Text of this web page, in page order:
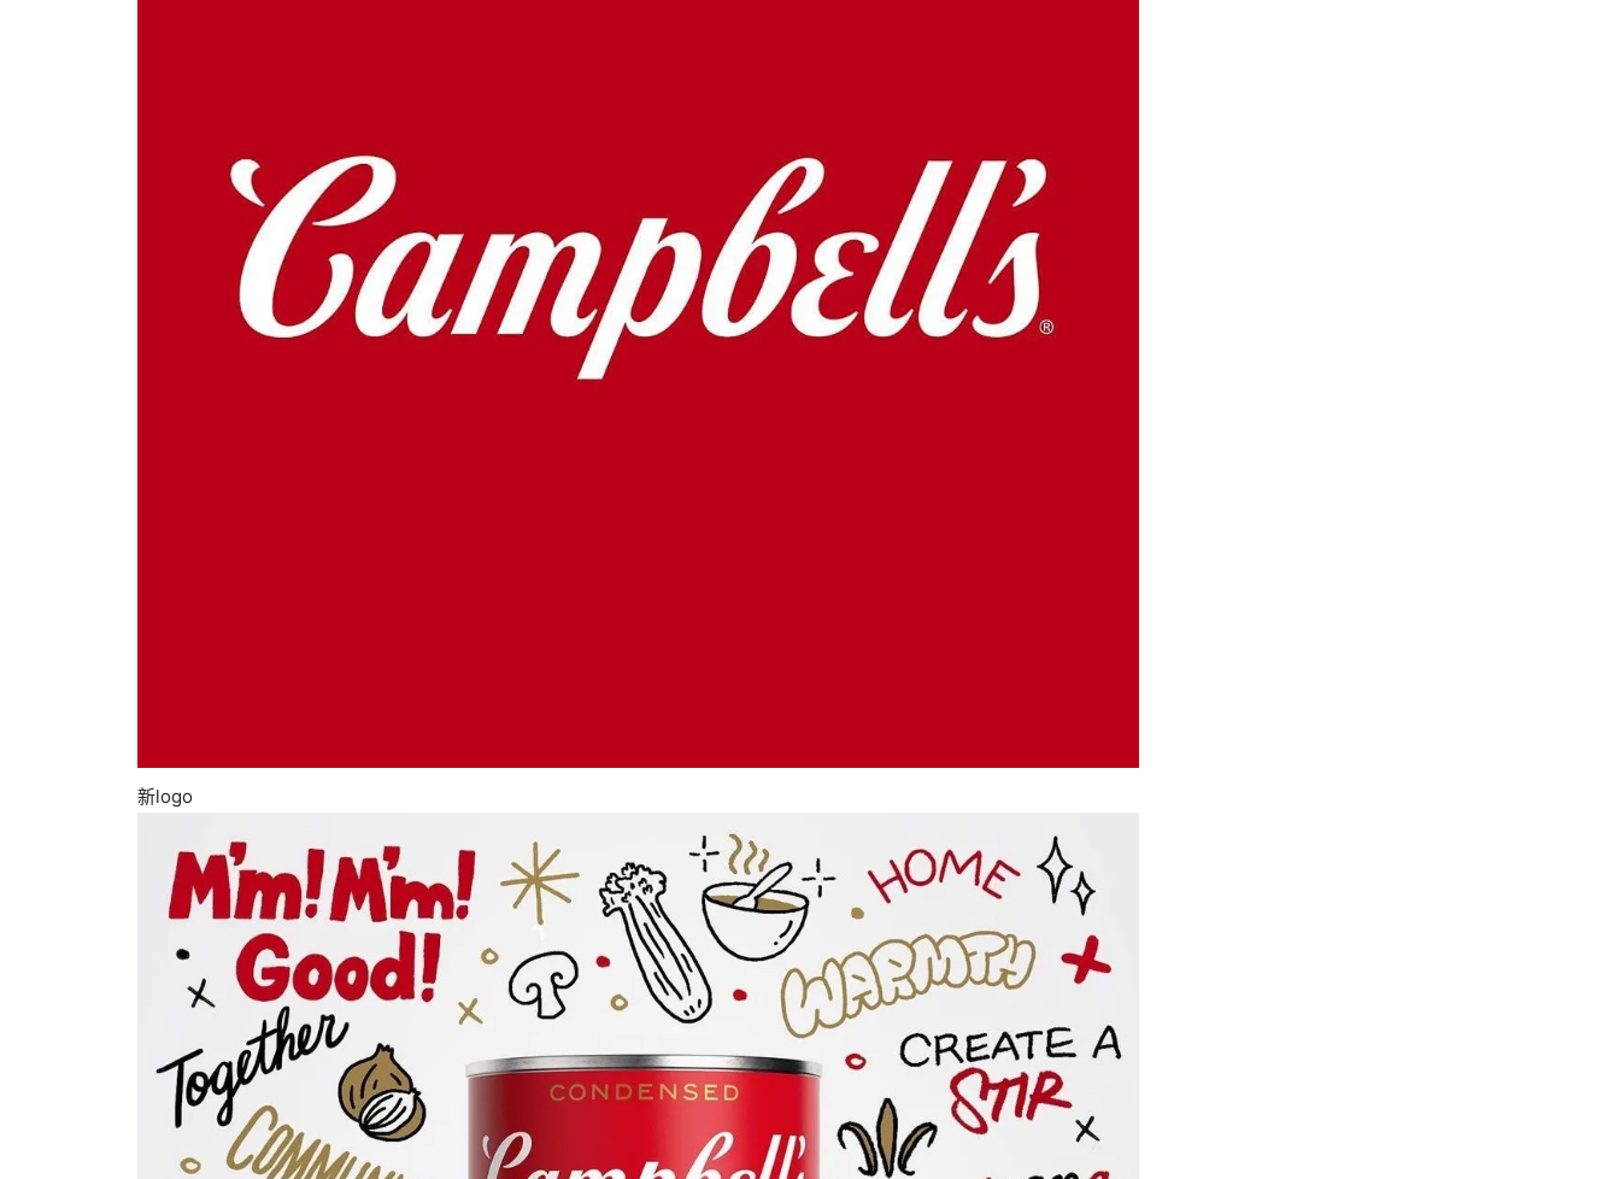
新logo